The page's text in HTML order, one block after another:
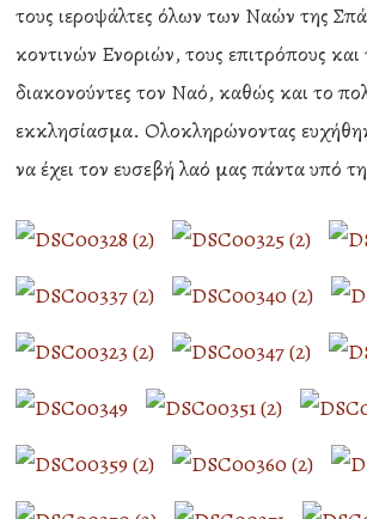
τους ιεροψάλτες όλων των Ναών της
κοντινών Ενοριών, τους επιτρόπους και
διακονούντες τον Ναό, καθώς και το
εκκλησίασμα. Ολοκληρώνοντας
να έχει τον ευσεβή λαό μας πάντα υπό